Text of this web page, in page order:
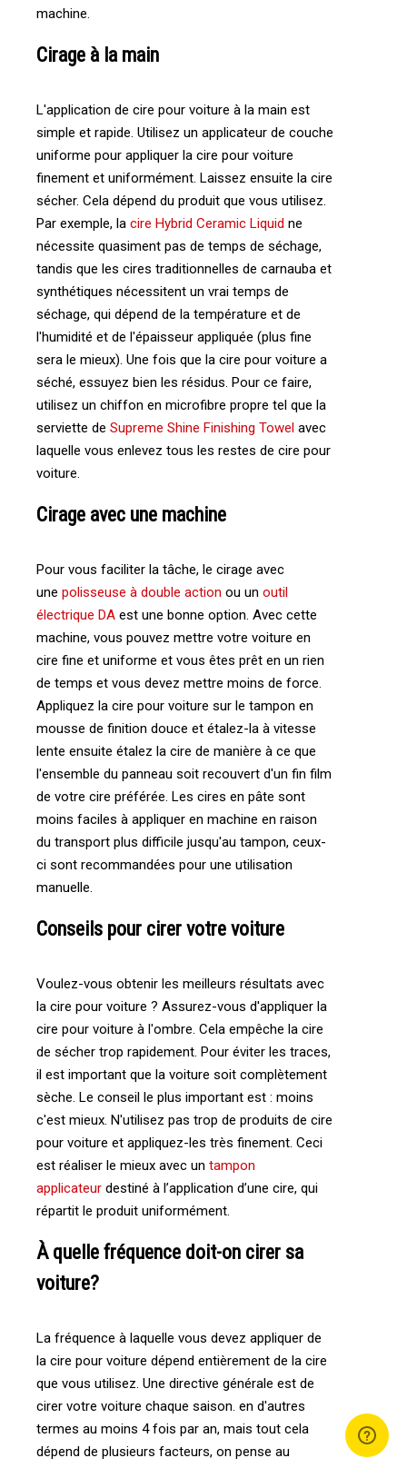
machine.
Cirage à la main
L'application de cire pour voiture à la main est
simple et rapide. Utilisez un applicateur de couche
uniforme pour appliquer la cire pour voiture
finement et uniformément. Laissez ensuite la cire
sécher. Cela dépend du produit que vous utilisez.
Par exemple, la cire Hybrid Ceramic Liquid ne
nécessite quasiment pas de temps de séchage,
tandis que les cires traditionnelles de carnauba et
synthétiques nécessitent un vrai temps de
séchage, qui dépend de la température et de
l'humidité et de l'épaisseur appliquée (plus fine
sera le mieux). Une fois que la cire pour voiture a
séché, essuyez bien les résidus. Pour ce faire,
utilisez un chiffon en microfibre propre tel que la
serviette de Supreme Shine Finishing Towel avec
laquelle vous enlevez tous les restes de cire pour
voiture.
Cirage avec une machine
Pour vous faciliter la tâche, le cirage avec
une polisseuse à double action ou un outil
électrique DA est une bonne option. Avec cette
machine, vous pouvez mettre votre voiture en
cire fine et uniforme et vous êtes prêt en un rien
de temps et vous devez mettre moins de force.
Appliquez la cire pour voiture sur le tampon en
mousse de finition douce et étalez-la à vitesse
lente ensuite étalez la cire de manière à ce que
l'ensemble du panneau soit recouvert d'un fin film
de votre cire préférée. Les cires en pâte sont
moins faciles à appliquer en machine en raison
du transport plus difficile jusqu'au tampon, ceux-
ci sont recommandées pour une utilisation
manuelle.
Conseils pour cirer votre voiture
Voulez-vous obtenir les meilleurs résultats avec
la cire pour voiture ? Assurez-vous d'appliquer la
cire pour voiture à l'ombre. Cela empêche la cire
de sécher trop rapidement. Pour éviter les traces,
il est important que la voiture soit complètement
sèche. Le conseil le plus important est : moins
c'est mieux. N'utilisez pas trop de produits de cire
pour voiture et appliquez-les très finement. Ceci
est réaliser le mieux avec un tampon
applicateur destiné à l’application d’une cire, qui
répartit le produit uniformément.
À quelle fréquence doit-on cirer sa
voiture?
La fréquence à laquelle vous devez appliquer de
la cire pour voiture dépend entièrement de la cire
que vous utilisez. Une directive générale est de
cirer votre voiture chaque saison. en d'autres
termes au moins 4 fois par an, mais tout cela
dépend de plusieurs facteurs, on pense au